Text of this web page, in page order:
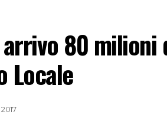
80 milioni
Locale